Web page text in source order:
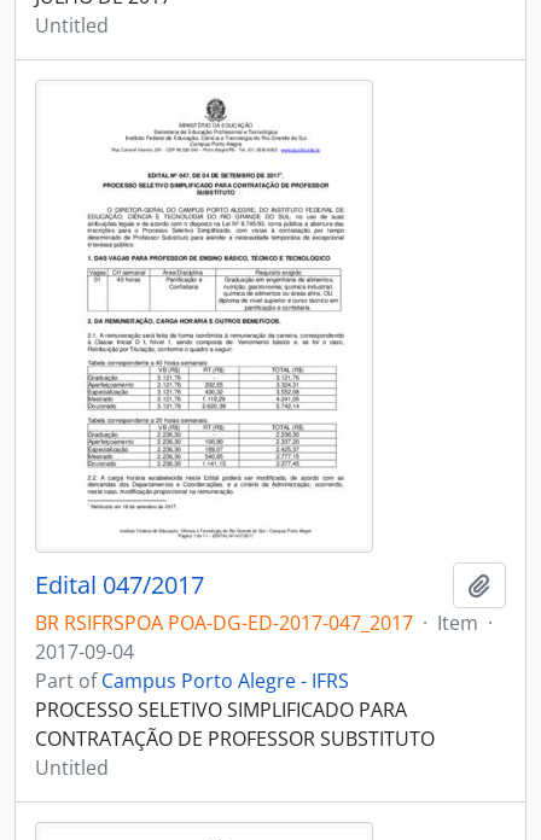
Untitled
Edital 047/2017
BR RSIFRSPOA POA-DG-ED-2017-047_2017 · Item ·
2017-09-04
Part ofCampus Porto Alegre - IFRS
PROCESSO SELETIVO SIMPLIFICADO PARA
CONTRATAÇÃO DE PROFESSOR SUBSTITUTO
Untitled